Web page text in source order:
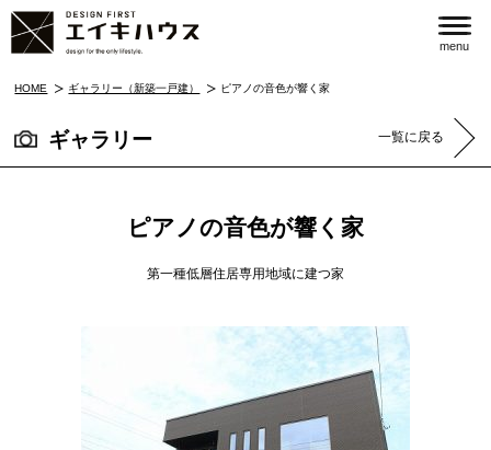
menu
HOME ギャラリー（新築一戸建） ピアノの音色が響く家
ギャラリー 一覧に戻る
ピアノの音色が響く家
第一種低層住居専用地域に建つ家